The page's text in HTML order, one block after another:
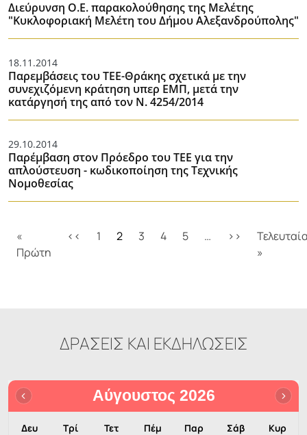
Διεύρυνση Ο.Ε. παρακολούθησης της Μελέτης
"Κυκλοφοριακή Μελέτη του Δήμου Αλεξανδρούπολης"
18.11.2014
Παρεμβάσεις του ΤΕΕ-Θράκης σχετικά με την
συνεχιζόμενη κράτηση υπερ ΕΜΠ, μετά την
κατάργησή της από τον Ν. 4254/2014
29.10.2014
Παρέμβαση στον Πρόεδρο του ΤΕΕ για την
απλούστευση - κωδικοποίηση της Τεχνικής
Νομοθεσίας
Σελιδοποίηση
«
Πρώτη
‹‹ Προηγούμενη σελίδα
1 2 3 4 5 … ›› Next page
»
ΔΡΑΣΕΙΣ ΚΑΙ ΕΚΔΗΛΩΣΕΙΣ
Αύγουστος 2026
Δευ Τρί Τετ Πέμ Παρ Σάβ Κυρ